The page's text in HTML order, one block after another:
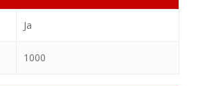
Ja
1000